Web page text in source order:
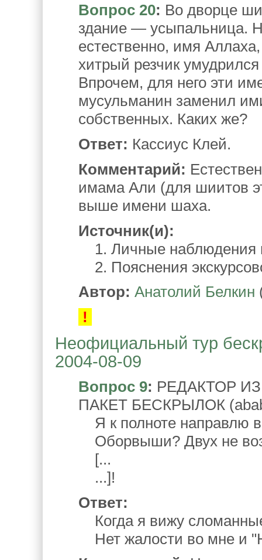
Вопрос 20: Во дворце
здание — усыпальница.
естественно, имя
хитрый резчик
Впрочем, для него эти
мусульманин заменил
собственных. Каких же?
Ответ: Кассиус Клей.
Комментарий:
имама Али (для шиитов
выше имени шаха.
Источник(и):
1. Личные наблюдения
2. Пояснения
Автор: Анатолий Белкин
!
Неофициальный тур
2004-08-09
Вопрос 9: РЕДАКТОР
ПАКЕТ БЕСКРЫЛОК
Я к полноте направлю
Оборвыши? Двух не
[...
...]!
Ответ:
Когда я вижу
Нет жалости во мне и